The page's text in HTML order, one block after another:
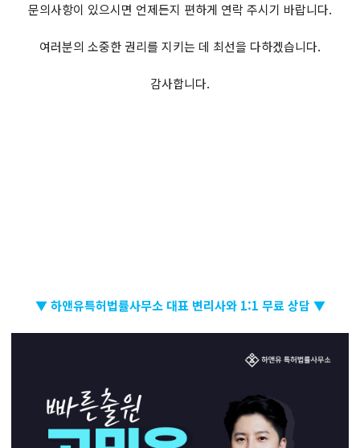
문의사항이 있으시면 언제든지 편하게 연락 주시기 바랍니다.
여러분의 소중한 권리를 지키는 데 최선을 다하겠습니다.
감사합니다.
▼ 하앤유특허법률사무소 대표 변리사와 1:1 무료 상담 ▼